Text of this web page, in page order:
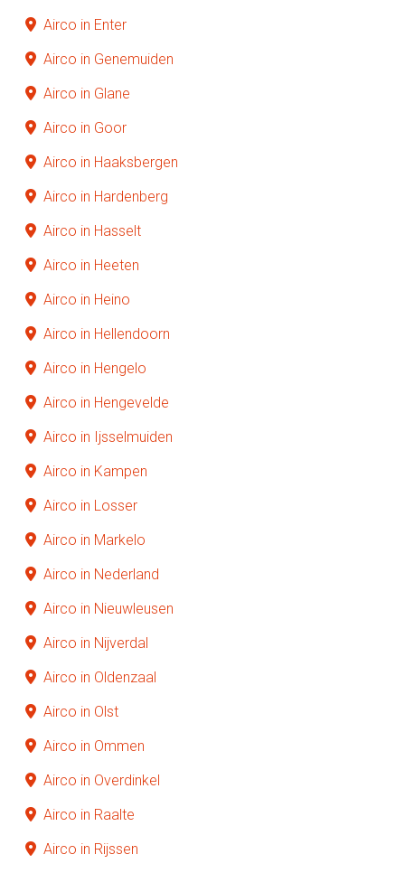
Airco in Enter
Airco in Genemuiden
Airco in Glane
Airco in Goor
Airco in Haaksbergen
Airco in Hardenberg
Airco in Hasselt
Airco in Heeten
Airco in Heino
Airco in Hellendoorn
Airco in Hengelo
Airco in Hengevelde
Airco in Ijsselmuiden
Airco in Kampen
Airco in Losser
Airco in Markelo
Airco in Nederland
Airco in Nieuwleusen
Airco in Nijverdal
Airco in Oldenzaal
Airco in Olst
Airco in Ommen
Airco in Overdinkel
Airco in Raalte
Airco in Rijssen